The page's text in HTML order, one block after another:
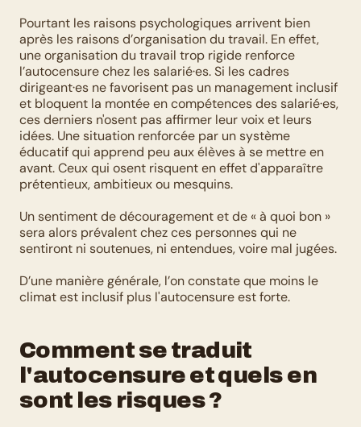
Pourtant les raisons psychologiques arrivent bien
après les raisons d’organisation du travail. En effet,
une organisation du travail trop rigide renforce
l’autocensure chez les salarié·es. Si les cadres
dirigeant·es ne favorisent pas un management inclusif
et bloquent la montée en compétences des salarié·es,
ces derniers n'osent pas affirmer leur voix et leurs
idées. Une situation renforcée par un système
éducatif qui apprend peu aux élèves à se mettre en
avant. Ceux qui osent risquent en effet d'apparaître
prétentieux, ambitieux ou mesquins.
Un sentiment de découragement et de « à quoi bon »
sera alors prévalent chez ces personnes qui ne
sentiront ni soutenues, ni entendues, voire mal jugées.
D’une manière générale, l’on constate que moins le
climat est inclusif plus l'autocensure est forte.
Comment se traduit
l'autocensure et quels en
sont les risques ?